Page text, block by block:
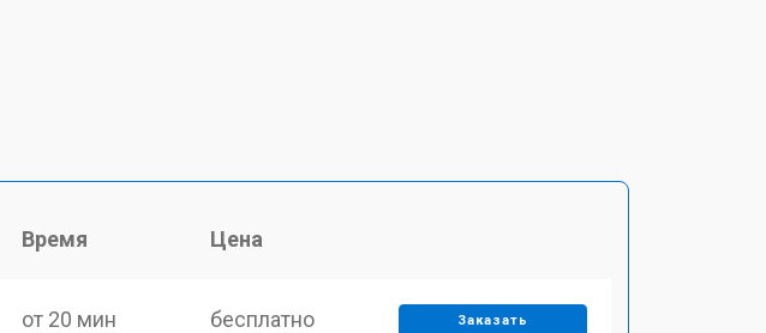
Время Цена
от 20 мин бесплатно Заказать